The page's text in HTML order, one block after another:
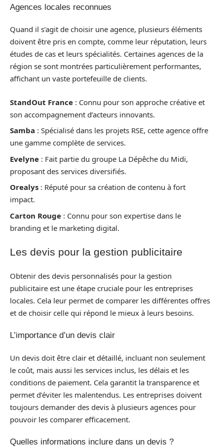
Agences locales reconnues
Quand il s’agit de choisir une agence, plusieurs éléments
doivent être pris en compte, comme leur réputation, leurs
études de cas et leurs spécialités. Certaines agences de la
région se sont montrées particulièrement performantes,
affichant un vaste portefeuille de clients.
StandOut France : Connu pour son approche créative et
son accompagnement d’acteurs innovants.
Samba : Spécialisé dans les projets RSE, cette agence offre
une gamme complète de services.
Evelyne : Fait partie du groupe La Dépêche du Midi,
proposant des services diversifiés.
Orealys : Réputé pour sa création de contenu à fort
impact.
Carton Rouge : Connu pour son expertise dans le
branding et le marketing digital.
Les devis pour la gestion publicitaire
Obtenir des devis personnalisés pour la gestion
publicitaire est une étape cruciale pour les entreprises
locales. Cela leur permet de comparer les différentes offres
et de choisir celle qui répond le mieux à leurs besoins.
L’importance d’un devis clair
Un devis doit être clair et détaillé, incluant non seulement
le coût, mais aussi les services inclus, les délais et les
conditions de paiement. Cela garantit la transparence et
permet d’éviter les malentendus. Les entreprises doivent
toujours demander des devis à plusieurs agences pour
pouvoir les comparer efficacement.
Quelles informations inclure dans un devis ?